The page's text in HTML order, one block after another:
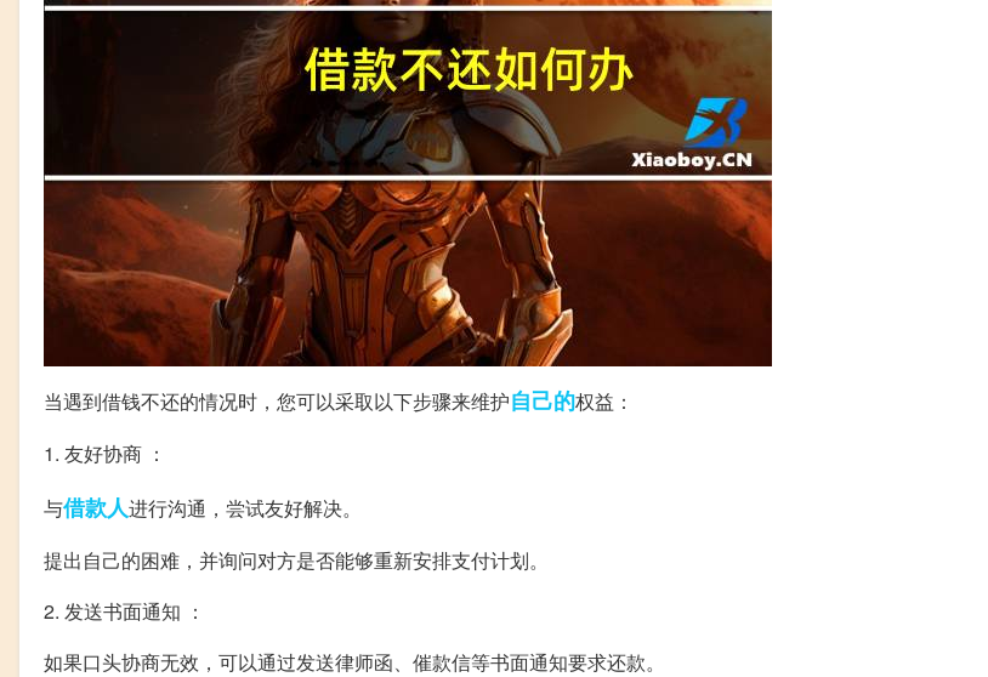
当遇到借钱不还的情况时，您可以采取以下步骤来维护自己的权益：
1. 友好协商 ：
与借款人进行沟通，尝试友好解决。
提出自己的困难，并询问对方是否能够重新安排支付计划。
2. 发送书面通知 ：
如果口头协商无效，可以通过发送律师函、催款信等书面通知要求还款。